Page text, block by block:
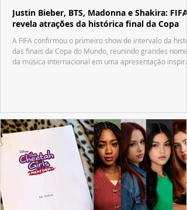
Justin Bieber, BTS, Madonna e Shakira: FIFA
revela atrações da histórica final da Copa
A FIFA confirmou o primeiro show de intervalo da
das finais da Copa do Mundo, reunindo grandes nomes
da música internacional em uma apresentação